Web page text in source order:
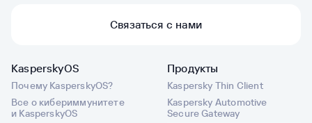
Связаться с нами
KasperskyOS
Почему KasperskyOS?
Все о кибериммунитете
и KasperskyOS
Продукты
Kaspersky Thin Client
Kaspersky Automotive
Secure Gateway